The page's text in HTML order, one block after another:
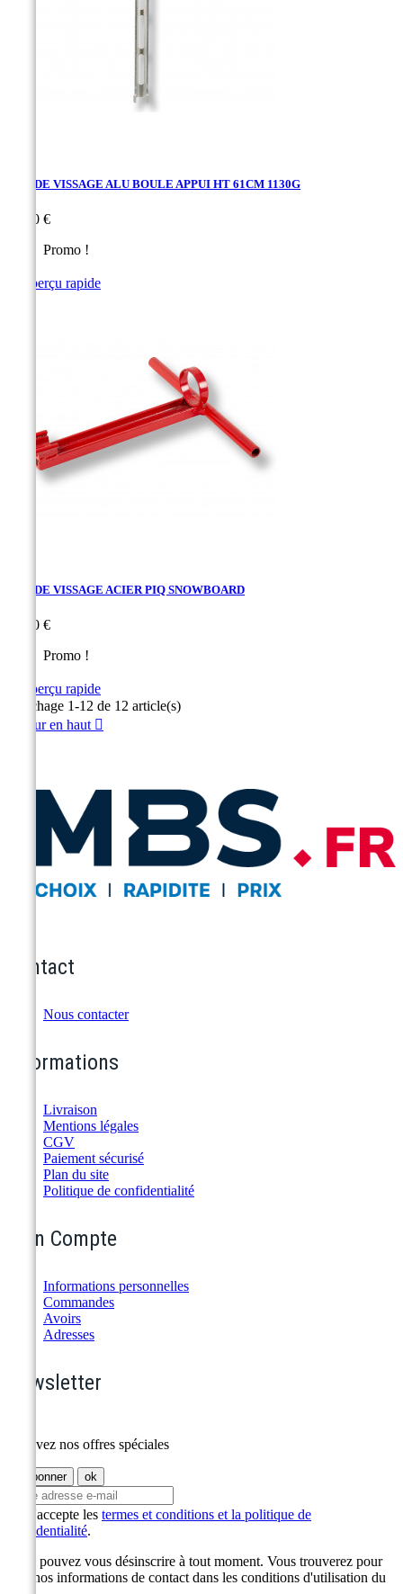
CLE DE VISSAGE ALU BOULE APPUI HT 61CM 1130G
79,80 €
Promo !
Aperçu rapide
CLE DE VISSAGE ACIER PIQ SNOWBOARD
28,70 €
Promo !
Aperçu rapide
Affichage 1-12 de 12 article(s)
Retour en haut 
Contact
Nous contacter
Informations
Livraison
Mentions légales
CGV
Paiement sécurisé
Plan du site
Politique de confidentialité
Mon Compte
Informations personnelles
Commandes
Avoirs
Adresses
Newsletter
Recevez nos offres spéciales
J'accepte les termes et conditions et la politique de
confidentialité.
Vous pouvez vous désinscrire à tout moment. Vous trouverez pour
cela nos informations de contact dans les conditions d'utilisation du